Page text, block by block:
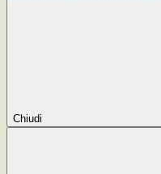
Chiudi